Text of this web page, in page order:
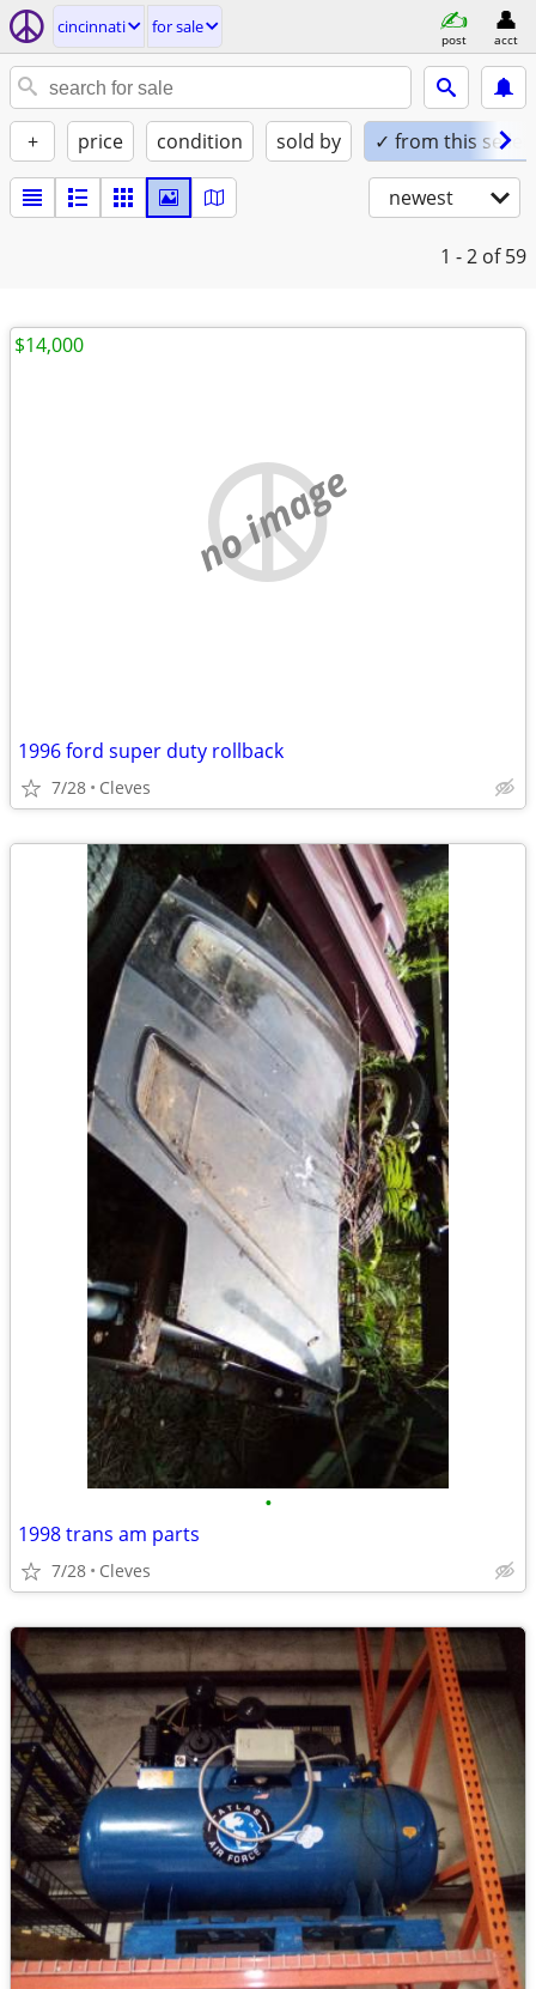
cincinnati for sale
post acct
+ price condition sold by ✓ from this seller
newest
1 - 2 of 59
no image
1996 ford super duty rollback
7/28 Cleves
$14,000
•
1998 trans am parts
7/28 Cleves